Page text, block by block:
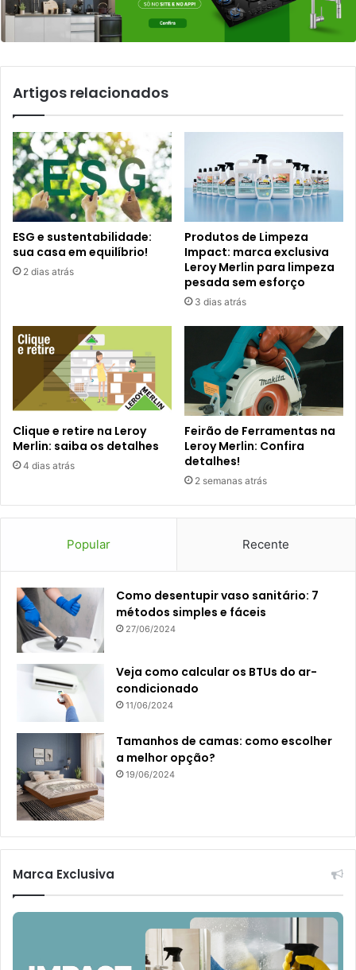
Artigos relacionados
ESG e sustentabilidade:
sua casa em equilíbrio!
2 dias atrás
Produtos de Limpeza
Impact: marca exclusiva
Leroy Merlin para limpeza
pesada sem esforço
3 dias atrás
Clique e retire na Leroy
Merlin: saiba os detalhes
4 dias atrás
Feirão de Ferramentas na
Leroy Merlin: Confira
detalhes!
2 semanas atrás
Popular Recente
Como desentupir vaso sanitário: 7
métodos simples e fáceis
27/06/2024
Veja como calcular os BTUs do ar-
condicionado
11/06/2024
Tamanhos de camas: como escolher
a melhor opção?
19/06/2024
Marca Exclusiva